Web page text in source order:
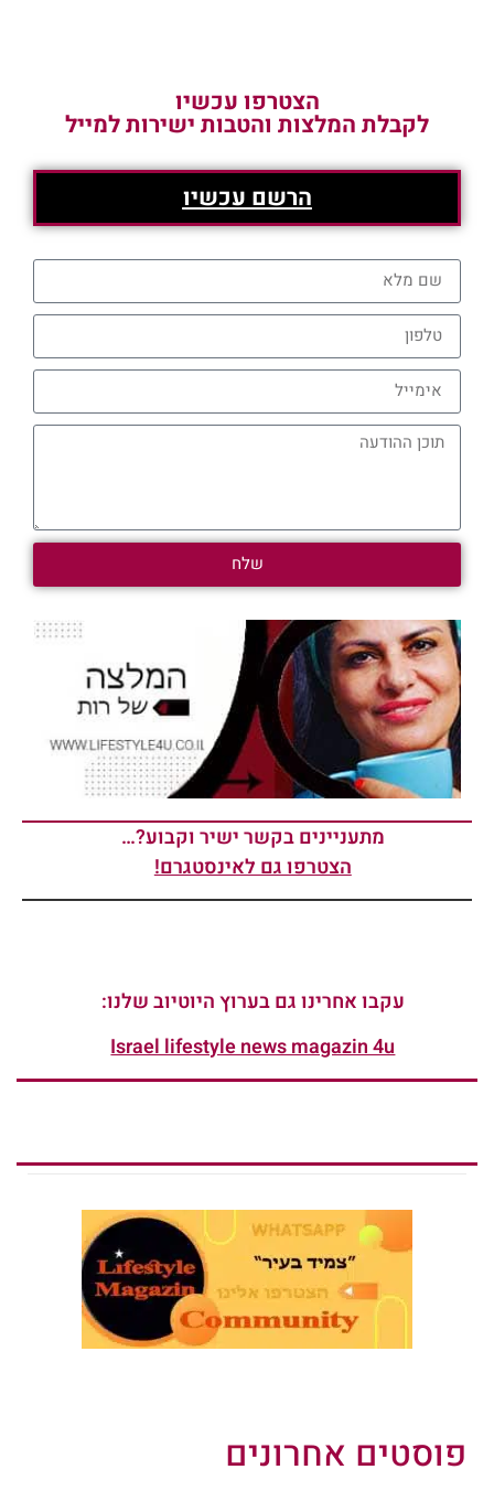
הצטרפו עכשיו
לקבלת המלצות והטבות ישירות למייל
הרשם עכשיו
שלח
מתעניינים בקשר ישיר וקבוע?…
הצטרפו גם לאינסטגרם!
עקבו אחרינו גם בערוץ היוטיוב שלנו:
Israel lifestyle news magazin 4u
פוסטים אחרונים